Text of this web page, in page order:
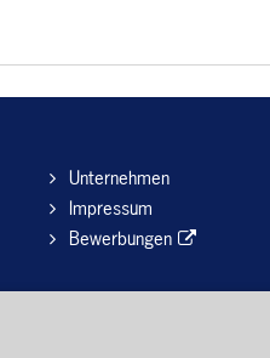
Unternehmen
Impressum
Bewerbungen